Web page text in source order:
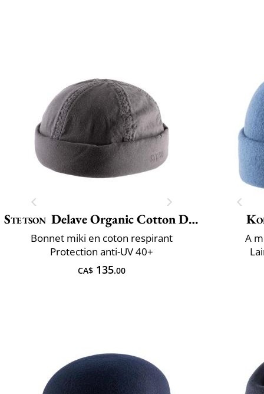
Stetson Delave Organic Cotton Docker
Bonnet miki en coton respirant
Protection anti-UV 40+
CA$ 135.00
A